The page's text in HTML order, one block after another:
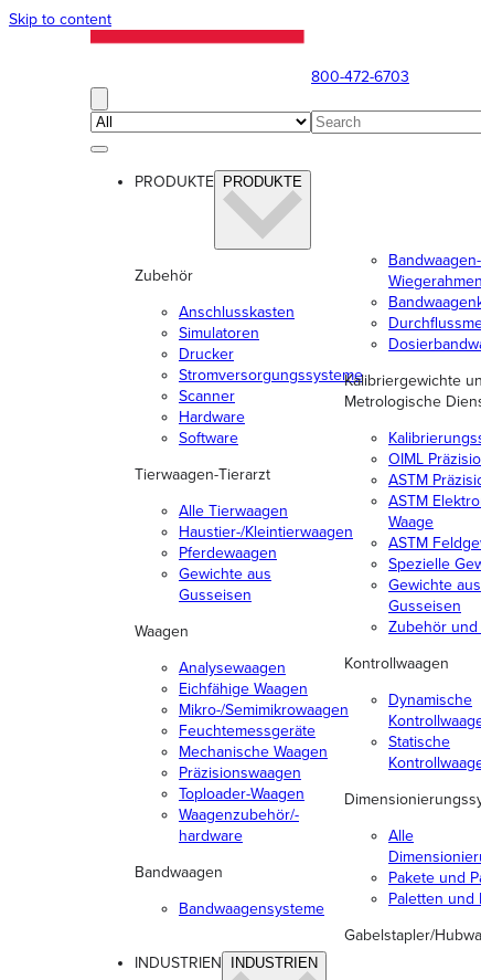
Skip to content
800-472-6703
PRODUKTE PRODUKTE
Zubehör
Anschlusskasten
Simulatoren
Drucker
Stromversorgungssysteme
Scanner
Hardware
Software
Tierwaagen-Tierarzt
Alle Tierwaagen
Haustier-/Kleintierwaagen
Pferdewaagen
Gewichte aus
Gusseisen
Waagen
Analysewaagen
Eichfähige Waagen
Mikro-/Semimikrowaagen
Feuchtemessgeräte
Mechanische Waagen
Präzisionswaagen
Toploader-Waagen
Waagenzubehör/-
hardware
Bandwaagen
Bandwaagensysteme
Bandwaagen-
Wiegerahmen
Kalibriergewichte
Metrologische
OIML
ASTM
ASTM
Waage
ASTM
Spezielle
Gewichte aus
Gusseisen
Zubehör und
Kontrollwaagen
Dynamische
Statische
Alle
Pakete und
Paletten und
Gabelstapler/
INDUSTRIEN INDUSTRIEN